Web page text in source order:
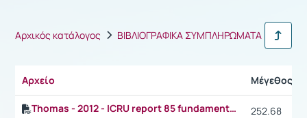
Αρχικός κατάλογος ΒΙΒΛΙΟΓΡΑΦΙΚΑ ΣΥΜΠΛΗΡΩΜΑΤΑ
Αρχείο Μέγεθος
Thomas - 2012 - ICRU report 85 fundamental quantities and units for ionizing radiation.pdf
252.68